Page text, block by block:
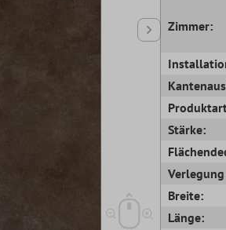
Zimmer:
Stärke:
Breite:
Länge: